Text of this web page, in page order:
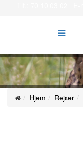
Hjem Rejser